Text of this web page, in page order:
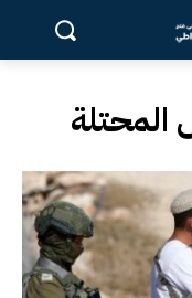
المحتلة